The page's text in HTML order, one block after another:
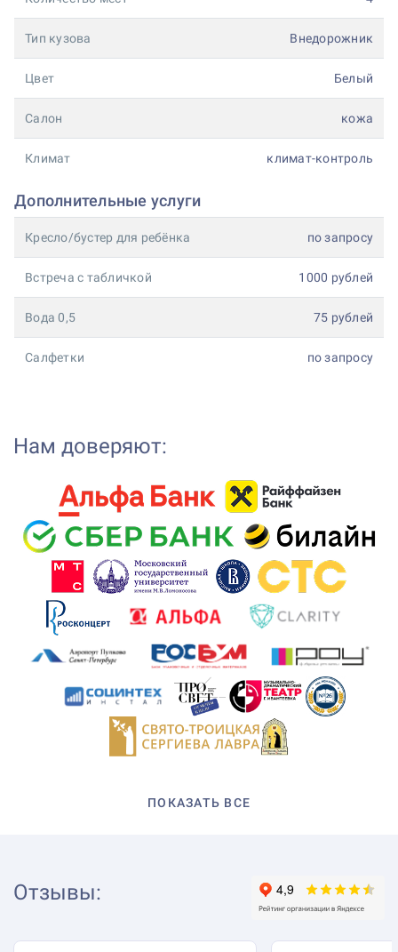
Тип кузова Внедорожник
Цвет Белый
Салон кожа
Климат климат-контроль
Дополнительные услуги
Кресло/бустер для ребёнка по запросу
Встреча с табличкой 1000 рублей
Вода 0,5 75 рублей
Салфетки по запросу
Нам доверяют:
ПОКАЗАТЬ ВСЕ
Отзывы: